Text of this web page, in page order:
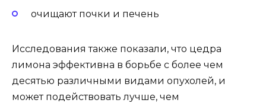
очищают почки и печень
Исследования также показали, что цедра
лимона эффективна в борьбе с более чем
десятью различными видами опухолей, и
может подействовать лучше, чем